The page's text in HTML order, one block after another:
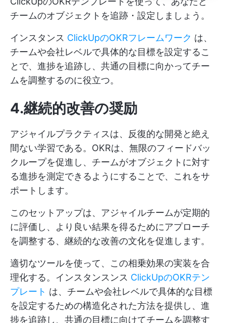
チームのオブジェクトを追跡・設定しましょう。
インスタンス ClickUpのOKRフレームワーク は、
チームや会社レベルで具体的な目標を設定するこ
とで、進捗を追跡し、共通の目標に向かってチー
ムを調整するのに役立つ。
4.継続的改善の奨励
アジャイルプラクティスは、反復的な開発と絶え
間ない学習である。OKRは、無限のフィードバッ
クループを促進し、チームがオブジェクトに対す
る進捗を測定できるようにすることで、これをサ
ポートします。
このセットアップは、アジャイルチームが定期的
に評価し、より良い結果を得るためにアプローチ
を調整する、継続的な改善の文化を促進します。
適切なツールを使って、この相乗効果の実装を合
理化する。インスタンスンス ClickUpのOKRテン
プレート は、チームや会社レベルで具体的な目標
を設定するための構造化された方法を提供し、進
捗を追跡し、共通の目標に向けてチームを調整す